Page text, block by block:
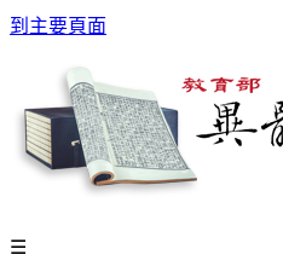
到主要頁面
☰